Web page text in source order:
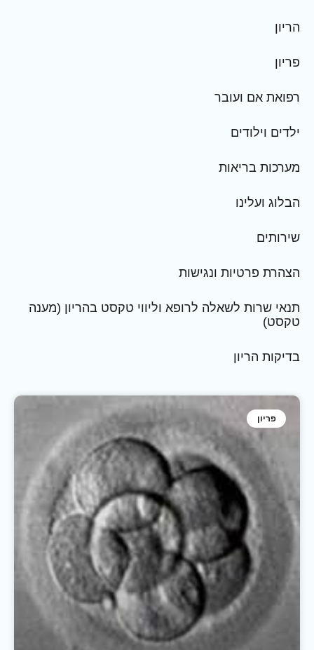
הריון
פריון
רפואת אם ועובר
ילדים וילודים
מערכות בריאות
הבלוג ועלינו
שירותים
הצהרת פרטיות ונגישות
תנאי שרות לשאלה לרופא וליווי טקסט בהריון (מענה
טקסט)
בדיקות הריון
פריון